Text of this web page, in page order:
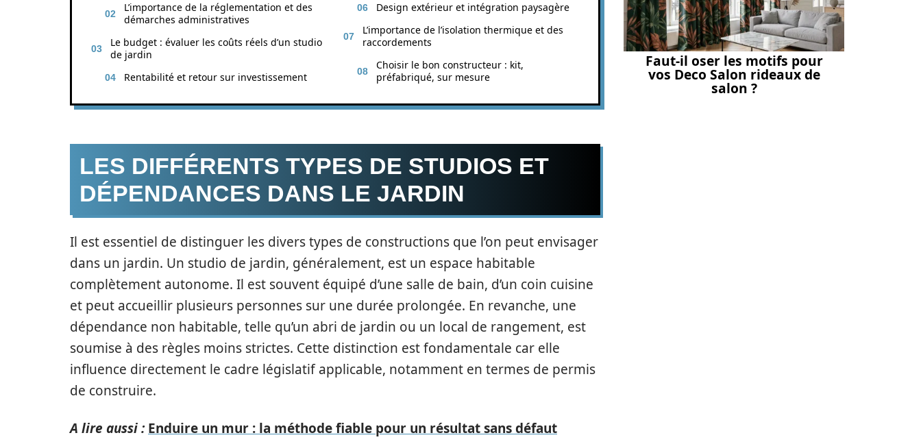
L’importance de la réglementation et des
démarches administratives
Le budget : évaluer les coûts réels d’un studio
de jardin
Rentabilité et retour sur investissement
Design extérieur et intégration paysagère
L’importance de l’isolation thermique et des
raccordements
Choisir le bon constructeur : kit,
préfabriqué, sur mesure
LES DIFFÉRENTS TYPES DE STUDIOS ET
DÉPENDANCES DANS LE JARDIN
Il est essentiel de distinguer les divers types de constructions que l’on peut envisager
dans un jardin. Un studio de jardin, généralement, est un espace habitable
complètement autonome. Il est souvent équipé d’une salle de bain, d’un coin cuisine
et peut accueillir plusieurs personnes sur une durée prolongée. En revanche, une
dépendance non habitable, telle qu’un abri de jardin ou un local de rangement, est
soumise à des règles moins strictes. Cette distinction est fondamentale car elle
influence directement le cadre législatif applicable, notamment en termes de permis
de construire.
A lire aussi : Enduire un mur : la méthode fiable pour un résultat sans défaut
Faut-il oser les motifs pour
vos Deco Salon rideaux de
salon ?